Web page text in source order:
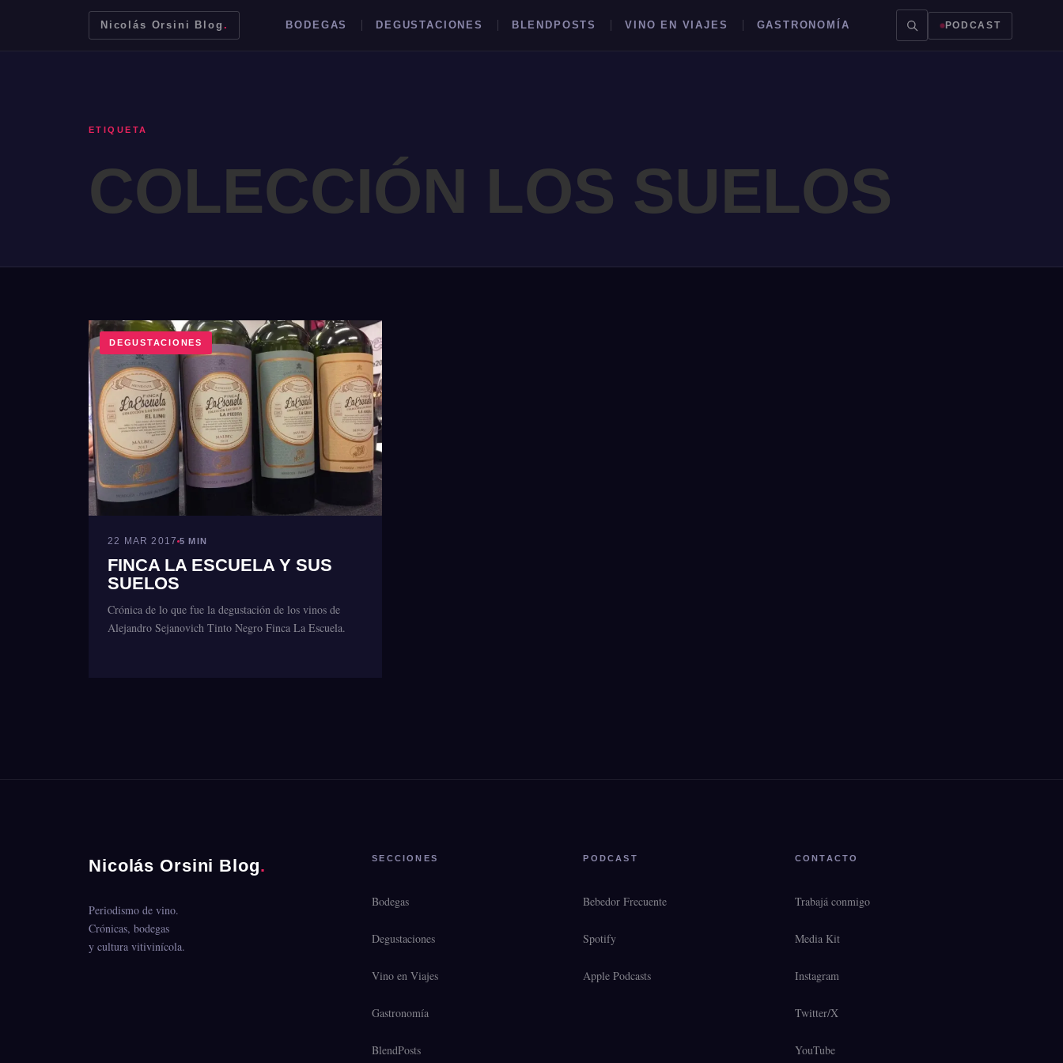
Nicolás Orsini Blog . BODEGAS DEGUSTACIONES BLENDPOSTS VINO EN VIAJES GASTRONOMÍA PODCAST
BUSCAR →
ETIQUETA
COLECCIÓN LOS SUELOS
DEGUSTACIONES
22 MAR 2017 5 MIN
FINCA LA ESCUELA Y SUS
SUELOS
Crónica de lo que fue la degustación de los vinos de
Alejandro Sejanovich Tinto Negro Finca La Escuela.
Nicolás Orsini Blog.
Periodismo de vino.
Crónicas, bodegas
y cultura vitivinícola.
SECCIONES
Bodegas
Degustaciones
Vino en Viajes
Gastronomía
BlendPosts
PODCAST
Bebedor Frecuente
Spotify
Apple Podcasts
CONTACTO
Trabajá conmigo
Media Kit
Instagram
Twitter/X
YouTube